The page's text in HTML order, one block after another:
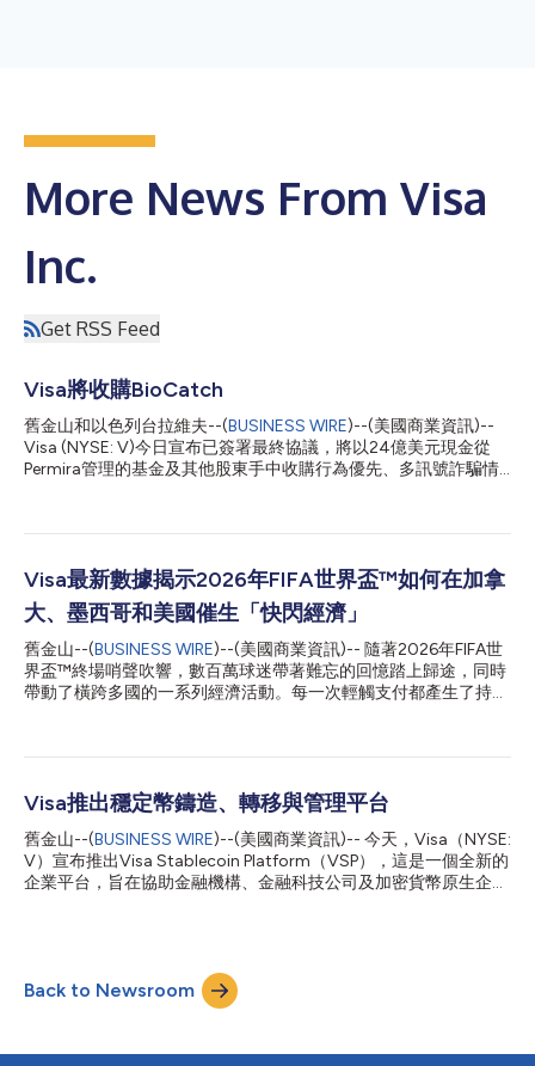
More News From Visa
Inc.
Get RSS Feed
Visa將收購BioCatch
舊金山和以色列台拉維夫--(BUSINESS WIRE)--(美國商業資訊)--
Visa (NYSE: V)今日宣布已簽署最終協議，將以24億美元現金從
Permira管理的基金及其他股東手中收購行為優先、多訊號詐騙情
自身及其客戶免受日益嚴重的帳戶接管、詐騙、洗錢和申請詐騙的
新解決方案，透過分析數千種應用程式、行為、裝置和網路訊號
（如擊鍵、觸摸手勢和裝置握持方式），即時偵測詐騙並區分合法
使用者與詐騙者。BioCatch在全球保護18億台裝置和7.6億使用
者，在21個不同國家為超過350家銀行客戶提供服務，其中包括全
球100多家最大的銀行。 Visa加值服務總裁Andrew Torre表示：
「帳戶接管和詐騙每年給全球經濟造成超過1兆美元的損失，而AI
正以前所未見的規模助長這些攻擊。BioCatch將協助我們的客戶
Visa最新數據揭示2026年FIFA世界盃™如何在加拿
大、墨西哥和美國催生「快閃經濟」
舊金山--(BUSINESS WIRE)--(美國商業資訊)-- 隨著2026年FIFA世
界盃™終場哨聲吹響，數百萬球迷帶著難忘的回憶踏上歸途，同時
帶動了橫跨多國的一系列經濟活動。每一次輕觸支付都產生了持久
動了各主辦城市跨境消費、國際旅行和數位商業的顯著成長。研究
為在重大文化、娛樂和運動賽事期間出現的臨時性、高度集中的商
隊，帶動了Visa持卡人在餐飲、交通、娛樂、零售、住宿及其他領
域的消費激增。從代表性的主辦城市到新興的球迷目的地，本屆賽
事創造了廣泛且持久的經濟效益，其輻射範圍遠超體育場本身。
黎各、英國、阿根廷和巴西的球迷在各主辦城市的跨境消費最高。
聖塔...
Visa推出穩定幣鑄造、轉移與管理平台
舊金山--(BUSINESS WIRE)--(美國商業資訊)-- 今天，Visa（NYSE:
V）宣布推出Visa Stablecoin Platform（VSP），這是一個全新的
企業平台，旨在協助金融機構、金融科技公司及加密貨幣原生企
首先將支援Open USD（OUSD），這是由Open Standard近期推
出的新穩定幣。這包括透過新推出的「錢包即服務」產品所提供的
鏈上錢包基礎設施，以及支援Open USD的鑄造與銷毀連接功能。
層新的可程式化貨幣，但對多數機構而言，困難之處不在於概念本
Back to Newsroom